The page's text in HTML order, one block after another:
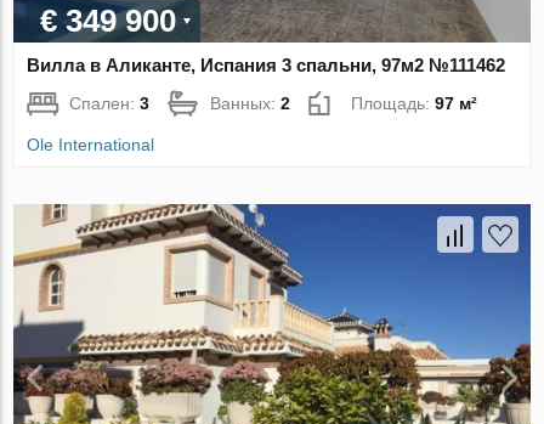
€ 349 900
Вилла в Аликанте, Испания 3 спальни, 97м2 №111462
Спален:3 Ванных:2 Площадь:97 м²
Ole International